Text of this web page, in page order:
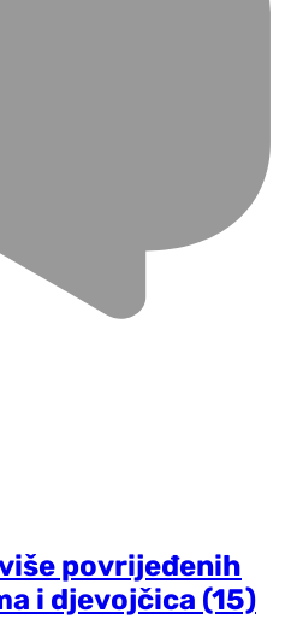
povrijeđenih
i djevojčica (15)